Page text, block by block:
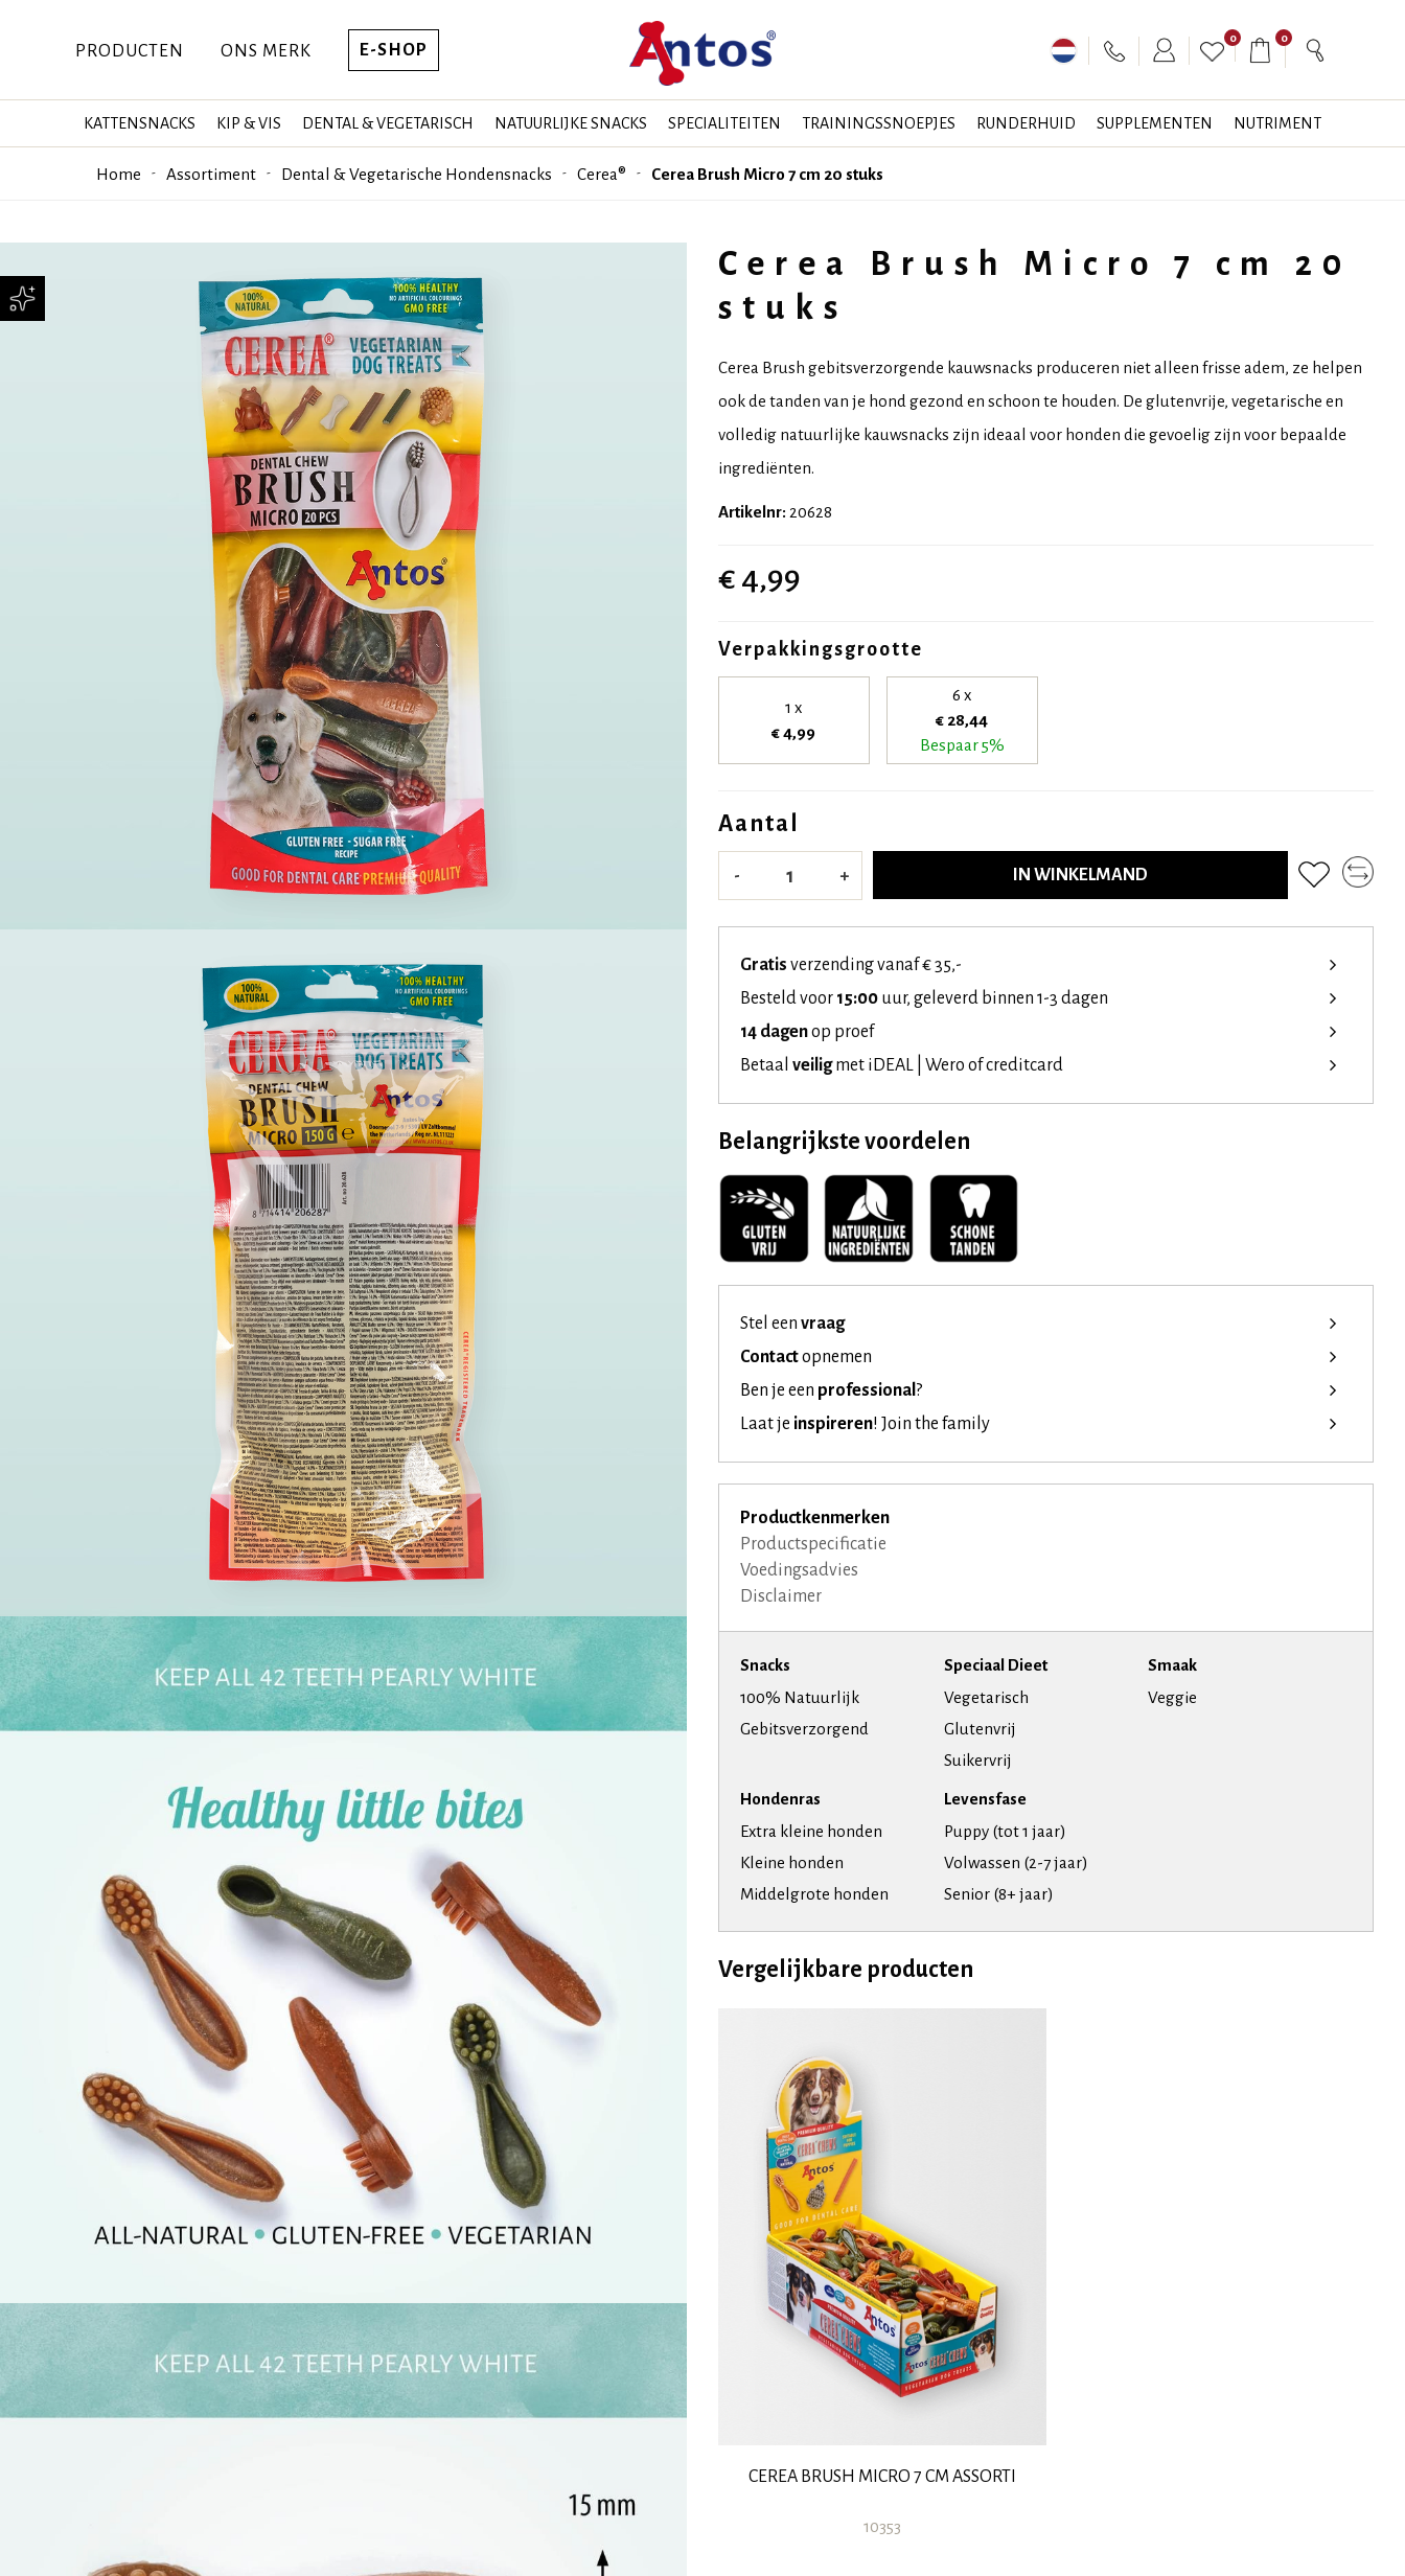
PRODUCTEN ONS MERK E-SHOP
0 0
KATTENSNACKS KIP & VIS DENTAL & VEGETARISCH NATUURLIJKE SNACKS SPECIALITEITEN TRAININGSSNOEPJES RUNDERHUID SUPPLEMENTEN NUTRIMENT
Home Assortiment Dental & Vegetarische Hondensnacks Cerea® Cerea Brush Micro 7 cm 20 stuks
Cerea Brush Micro 7 cm 20
stuks
Cerea Brush gebitsverzorgende kauwsnacks produceren niet alleen frisse adem, ze helpen
ook de tanden van je hond gezond en schoon te houden. De glutenvrije, vegetarische en
volledig natuurlijke kauwsnacks zijn ideaal voor honden die gevoelig zijn voor bepaalde
ingrediënten.
Artikelnr: 20628
€ 4,99
Verpakkingsgrootte
1 x
€ 4,99
6 x
€ 28,44
Bespaar 5%
Aantal
- + IN WINKELMAND
Gratis verzending vanaf € 35,-
Besteld voor 15:00 uur, geleverd binnen 1-3 dagen
14 dagenop proef
Betaal veiligmet iDEAL | Wero of creditcard
Belangrijkste voordelen
Stel een vraag
Contactopnemen
Ben je een professional ?
Laat je inspireren! Join the family
Productkenmerken
Productspecificatie
Voedingsadvies
Disclaimer
Snacks
100% Natuurlijk
Gebitsverzorgend
Speciaal Dieet
Vegetarisch
Glutenvrij
Suikervrij
Smaak
Veggie
Hondenras
Extra kleine honden
Kleine honden
Middelgrote honden
Levensfase
Puppy (tot 1 jaar)
Volwassen (2-7 jaar)
Senior (8+ jaar)
Vergelijkbare producten
CEREA BRUSH MICRO 7 CM ASSORTI
10353